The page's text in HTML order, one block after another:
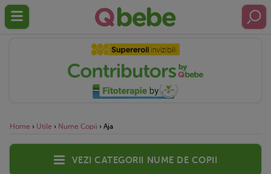
Home › Utile › Nume Copii › Aja
Vezi categorii nume de copii